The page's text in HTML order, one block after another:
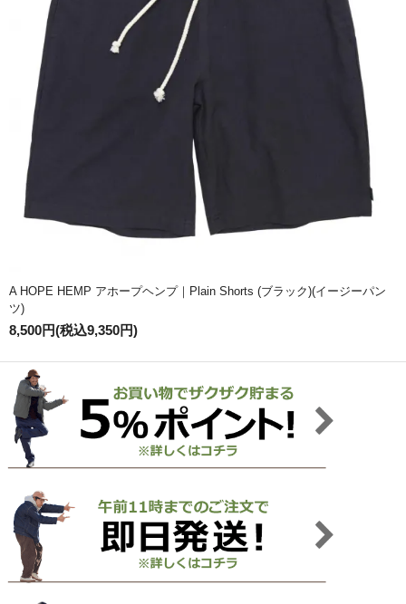
A HOPE HEMP アホープヘンプ｜Plain Shorts (ブラック)(イージーパン
ツ)
8,500円(税込9,350円)